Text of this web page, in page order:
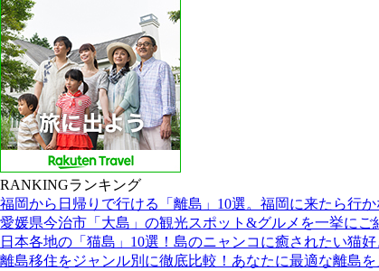
RANKINGランキング
福岡から日帰りで行ける「離島」10選。福岡に来たら行か
愛媛県今治市「大島」の観光スポット&グルメを一挙にご
日本各地の「猫島」10選！島のニャンコに癒されたい猫好
離島移住をジャンル別に徹底比較！あなたに最適な離島を